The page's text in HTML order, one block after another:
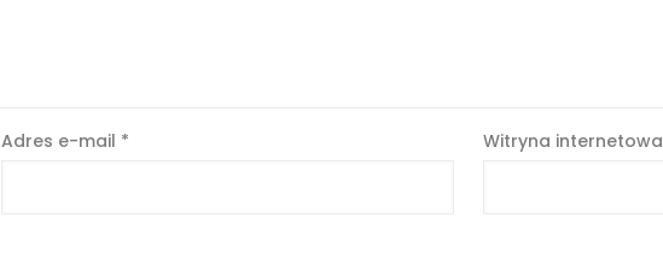
Adres e-mail * Witryna internetowa